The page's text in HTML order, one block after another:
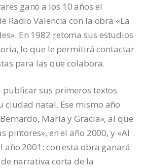
ganó a los 10 años el
Radio Valencia con la obra «La
En 1982 retoma sus estudios
lo que le permitirá contactar
para las que colabora.
publicar sus primeros textos
ciudad natal. Ese mismo año
María y Gracia», al que
pintores», en el año 2000, y «Al
año 2001; con esta obra ganará
narrativa corta de la